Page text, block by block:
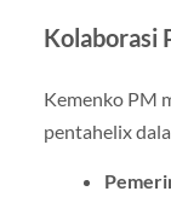
Kolaborasi
Kemenko PM
pentahelix